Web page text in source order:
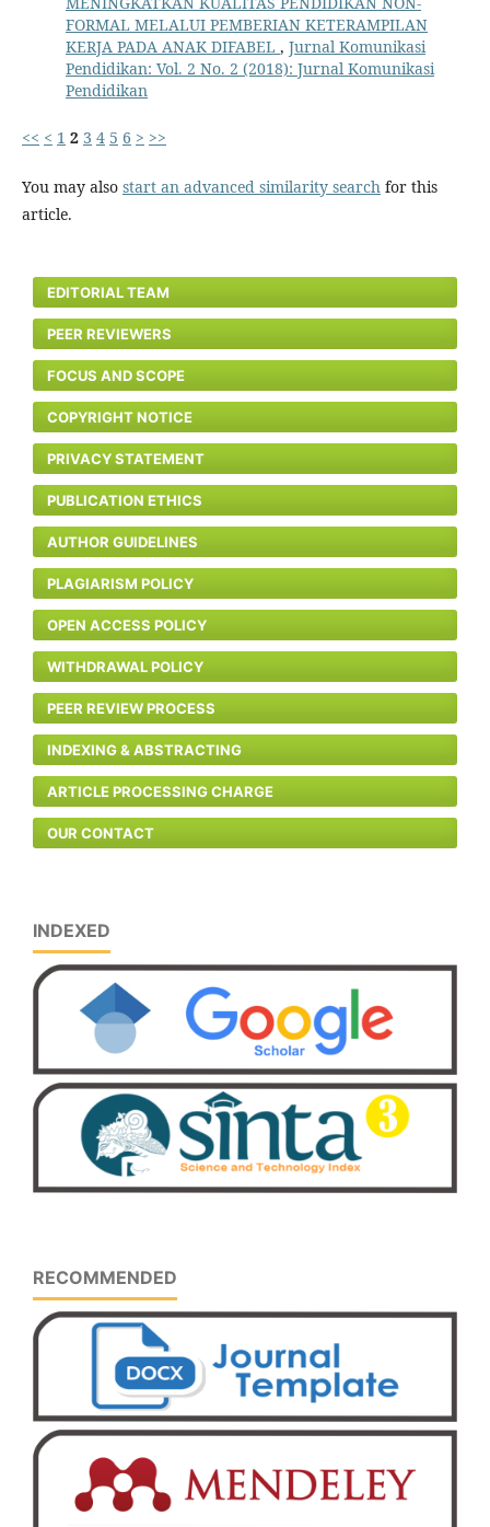
FORMAL MELALUI PEMBERIAN KETERAMPILAN
KERJA PADA ANAK DIFABEL , Jurnal Komunikasi
Pendidikan: Vol. 2 No. 2 (2018): Jurnal Komunikasi
Pendidikan
<< < 1 2 3 4 5 6 > >>
You may also start an advanced similarity search for this
article.
EDITORIAL TEAM
PEER REVIEWERS
FOCUS AND SCOPE
COPYRIGHT NOTICE
PRIVACY STATEMENT
PUBLICATION ETHICS
AUTHOR GUIDELINES
PLAGIARISM POLICY
OPEN ACCESS POLICY
WITHDRAWAL POLICY
PEER REVIEW PROCESS
INDEXING & ABSTRACTING
ARTICLE PROCESSING CHARGE
OUR CONTACT
INDEXED
RECOMMENDED